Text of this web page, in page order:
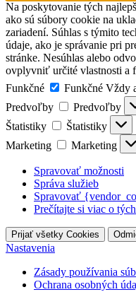
Na poskytovanie tých
ako sú súbory cookie na
zariadení. Súhlas s týmito
údaje, ako je správanie pri
stránke. Nesúhlas alebo
ovplyvniť určité vlastnosti a
Funkčné
Funkčné Vždy
Predvoľby
Predvoľby
Štatistiky
Štatistiky
Marketing
Marketing
Spravovať možnosti
Správa služieb
Spravovať
Prečítajte si viac o
Prijať všetky Cookies
Nastavenia
Zásady používania
Ochrana osobných